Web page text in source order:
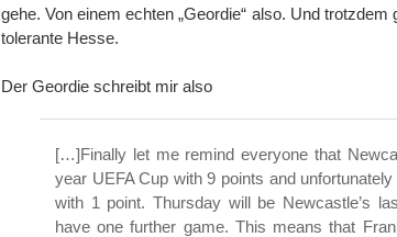
gehe. Von einem echten „Geordie“ also. Und
tolerante Hesse.
Der Geordie schreibt mir also
[…]Finally let me remind everyone that
year UEFA Cup with 9 points and
with 1 point. Thursday will be Newcastle’s
have one further game. This means that